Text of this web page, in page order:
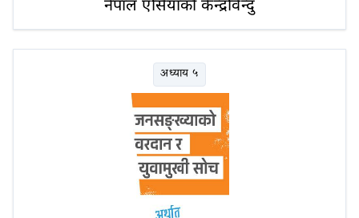
नेपाल एसियाको केन्द्रविन्दु
अध्याय ५